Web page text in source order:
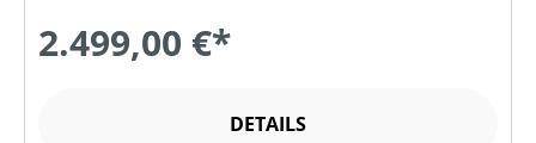
2.499,00 €*
DETAILS